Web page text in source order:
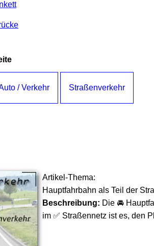
/ Verkehr Straßenverkehr
Artikel-Thema:
Hauptfahrbahn als Teil der
Beschreibung: Die 🚘
im ✅ Straßennetz ist es, den